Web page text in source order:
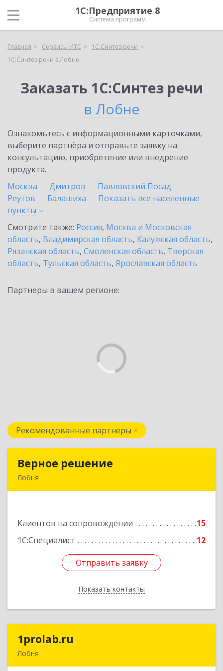
1С:Предприятие 8
Система программ
Главная Сервисы ИТС
1С:Синтез речи
1С:Синтез речи в Лобне
Заказать 1С:Синтез речи
в Лобне
Ознакомьтесь с информационными карточками,
выберите партнёра и отправьте заявку на
консультацию, приобретение или внедрение
продукта.
Москва
Дмитров
Павловский Посад
Реутов
Балашиха
Показать все населенные
пункты
Смотрите также: Россия, Москва и Московская
область, Владимирская область, Калужская область,
Рязанская область, Смоленская область, Тверская
область, Тульская область, Ярославская область
Партнеры в вашем регионе:
Рекомендованные партнеры
Верное решение
Лобня
Клиентов на сопровождении
15
1С:Специалист
12
Отправить заявку
Показать контакты
Верное решение
Подробнее
Отправить заявку
Назад
1prolab.ru
Лобня